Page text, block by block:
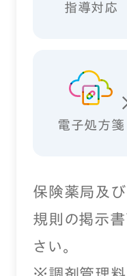
指導対応
電子処方箋
保険薬局及
規則の掲示
さい。